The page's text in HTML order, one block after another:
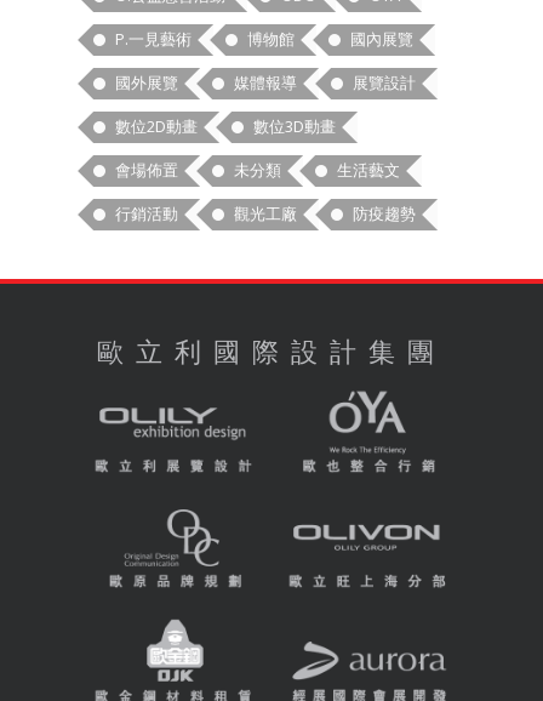
P.一見藝術
博物館
國內展覽
國外展覽
媒體報導
展覽設計
數位2D動畫
數位3D動畫
會場佈置
未分類
生活藝文
行銷活動
觀光工廠 防疫趨勢
歐立利國際設計集團